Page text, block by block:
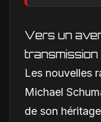
Vers un
transmission
Les nouvelles
Michael
de son